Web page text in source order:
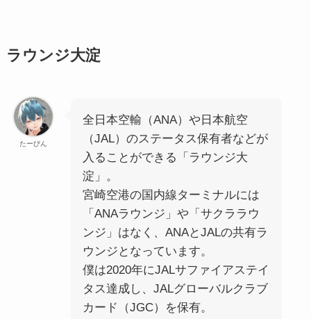
ラウンジ大淀
たーびん
全日本空輸（ANA）や日本航空
（JAL）のステータス保有者などが
入ることができる「ラウンジ大
淀」。
宮崎空港の国内線ターミナルには
「ANAラウンジ」や「サクララウ
ンジ」はなく、ANAとJALの共有ラ
ウンジとなっています。
僕は2020年にJALサファイアステイ
タス達成し、JALグローバルクラブ
カード（JGC）を保有。